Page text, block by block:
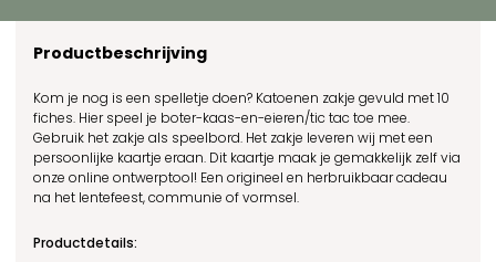
Productbeschrijving
Kom je nog is een spelletje doen? Katoenen zakje gevuld met 10
fiches. Hier speel je boter-kaas-en-eieren/tic tac toe mee.
Gebruik het zakje als speelbord. Het zakje leveren wij met een
persoonlijke kaartje eraan. Dit kaartje maak je gemakkelijk zelf via
onze online ontwerptool! Een origineel en herbruikbaar cadeau
na het lentefeest, communie of vormsel.
Productdetails: